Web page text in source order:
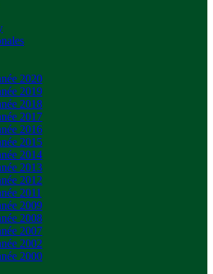
2020
2019
2018
2017
2016
2015
2014
2013
2012
2011
2009
2008
2007
2002
2000